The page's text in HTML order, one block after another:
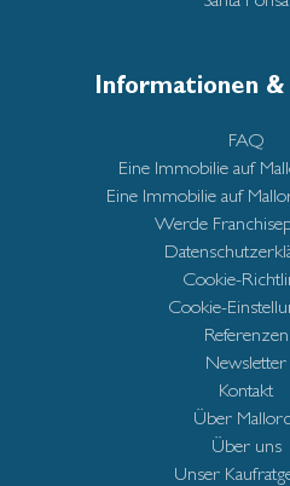
Informationen &
FAQ
Eine Immobilie auf
Eine Immobilie auf
Werde
Cookie-
Cookie-
Referenzen
Newsletter
Kontakt
Über
Über uns
Unser